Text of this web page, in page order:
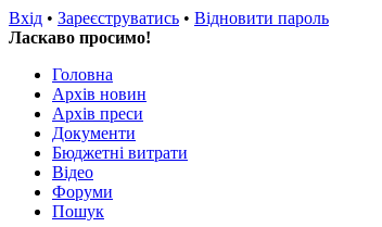
Вхід • Зареєструватись • Відновити пароль
Ласкаво просимо!
Головна
Архів новин
Архів преси
Документи
Бюджетні витрати
Відео
Форуми
Пошук